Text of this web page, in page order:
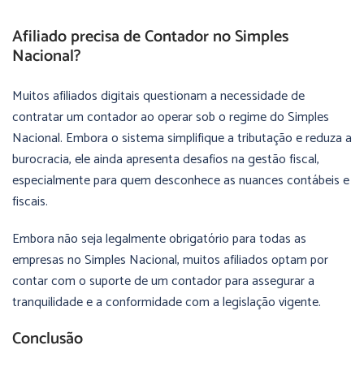
Afiliado precisa de Contador no Simples
Nacional?
Muitos afiliados digitais questionam a necessidade de
contratar um contador ao operar sob o regime do Simples
Nacional. Embora o sistema simplifique a tributação e reduza a
burocracia, ele ainda apresenta desafios na gestão fiscal,
especialmente para quem desconhece as nuances contábeis e
fiscais.
Embora não seja legalmente obrigatório para todas as
empresas no Simples Nacional, muitos afiliados optam por
contar com o suporte de um contador para assegurar a
tranquilidade e a conformidade com a legislação vigente.
Conclusão